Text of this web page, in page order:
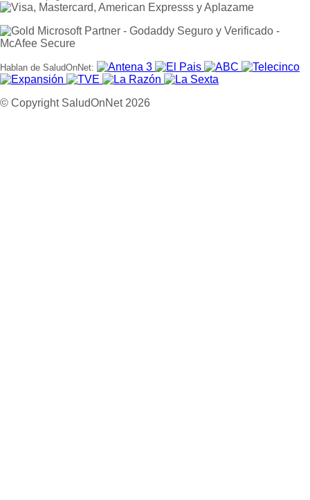
Hablan de SaludOnNet:
© Copyright SaludOnNet 2026